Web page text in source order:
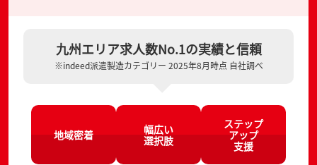
九州エリア求人数No.1の実績と信頼
※indeed派遣製造カテゴリー 2025年8月時点 自社調べ
地域密着
幅広い
選択肢
ステップ
アップ
支援